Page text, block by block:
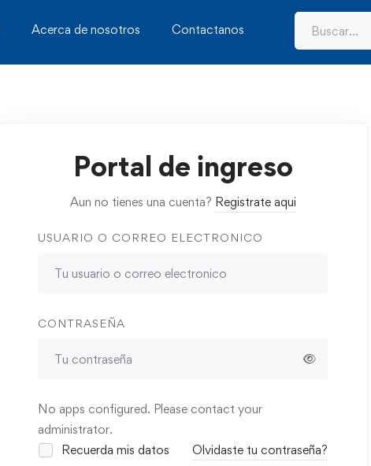
Acerca de nosotros Contactanos
Portal de ingreso
Aun no tienes una cuenta? Registrate aqui
USUARIO O CORREO ELECTRONICO
CONTRASEÑA
No apps configured. Please contact your
administrator.
Recuerda mis datos
Olvidaste tu contraseña?